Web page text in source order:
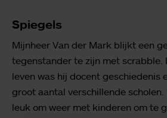
Spiegels
Mijnheer Van der Mark blijkt een
tegenstander te zijn met scrabble.
leven was hij docent geschiedenis
groot aantal verschillende scholen.
leuk om weer met kinderen om te